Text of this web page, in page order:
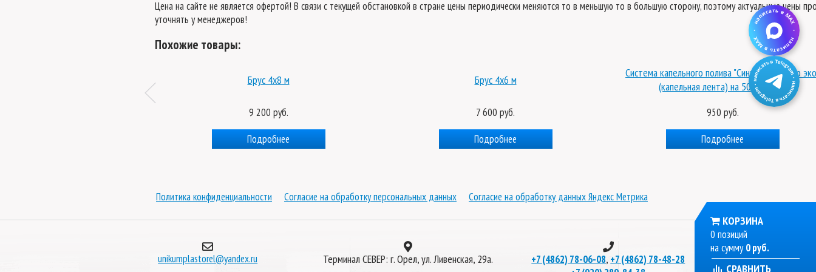
Цена на сайте не является офертой! В связи с текущей обстановкой в стране цены периодически меняются то в меньшую то в большую сторону, поэтому актуальные цены
уточнять у менеджеров!
Похожие товары:
Брус 4x8 м
9 200 руб.
Подробнее
Брус 4x6 м
7 600 руб.
Подробнее
Система капельного полива "Синьор помидор
(капельная лента) на 50м грядок
950 руб.
Подробнее
Политика конфиденциальности Согласие на обработку персональных данных Согласие на обработку данных Яндекс Метрика
unikumplastorel@yandex.ru Терминал СЕВЕР: г. Орел, ул. Ливенская, 29а. +7 (4862) 78-06-08, +7 (4862) 78-48-28
КОРЗИНА
0 позиций
на сумму0 руб.
СРАВНИТЬ